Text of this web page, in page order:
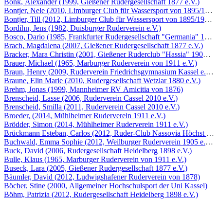
Bonk, Alexander (1999, Gießener Rudergesellschaft 1877 e.V.)
Bontjer, Nele (2010, Limburger Club für Wassersport von 1895/1907
Bontjer, Till (2012, Limburger Club für Wassersport von 1895/1907
Bordihn, Jens (1982, Duisburger Ruderverein e.V.)
Bosco, Dario (1985, Frankfurter Rudergesellschaft "Germania" 1869
Brach, Magdalena (2007, Gießener Rudergesellschaft 1877 e.V.)
Bracker, Mara Christin (2001, Gießener Ruderclub "Hassia" 1906
Brauer, Michael (1965, Marburger Ruderverein von 1911 e.V.)
Braun, Henry (2009, Ruderverein Friedrichsgymnasium Kassel e.V.)
Braune, Elin Marie (2010, Rudergesellschaft Wetzlar 1880 e.V.)
Brehm, Jonas (1999, Mannheimer RV Amicitia von 1876)
Brenscheid, Lasse (2006, Ruderverein Cassel 2010 e.V.)
Brenscheid, Smilla (2011, Ruderverein Cassel 2010 e.V.)
Broeder, (2014, Mühlheimer Ruderverein 1911 e.V.)
Brödder, Simon (2014, Mühlheimer Ruderverein 1911 e.V.)
Brückmann Esteban, Carlos (2012, Ruder-Club Nassovia Höchst
Buchwald, Emma Sophie (2012, Weilburger Ruderverein 1905 e.V.)
Buck, David (2006, Rudergesellschaft Heidelberg 1898 e.V.)
Bulle, Klaus (1965, Marburger Ruderverein von 1911 e.V.)
Buseck, Lara (2005, Gießener Rudergesellschaft 1877 e.V.)
Bäumler, David (2012, Ludwigshafener Ruderverein von 1878)
Böcher, Stine (2000, Allgemeiner Hochschulsport der Uni Kassel)
Böhm, Patrizia (2012, Rudergesellschaft Heidelberg 1898 e.V.)